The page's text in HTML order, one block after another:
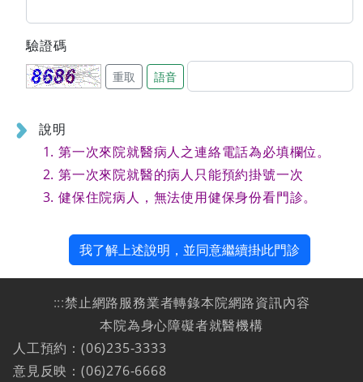
驗證碼
重取 語音
說明
第一次來院就醫病人之連絡電話為必填欄位。
第一次來院就醫的病人只能預約掛號一次
健保住院病人，無法使用健保身份看門診。
我了解上述說明，並同意繼續掛此門診
:::禁止網路服務業者轉錄本院網路資訊內容
本院為身心障礙者就醫機構
人工預約：(06)235-3333
意見反映：(06)276-6668